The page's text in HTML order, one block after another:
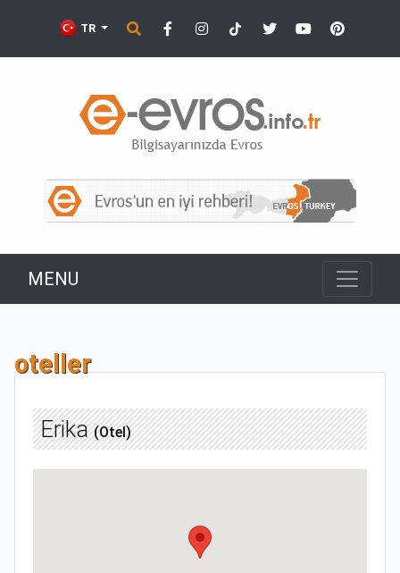
TR
MENU
oteller
Erika(Otel)